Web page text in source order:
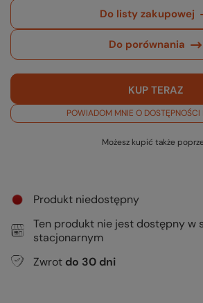
Do listy zakupowej
Do porównania
KUP TERAZ
POWIADOM MNIE O DOSTĘPNOŚCI
Możesz kupić także
Produkt niedostępny
Ten produkt nie jest dostępny w
stacjonarnym
Zwrot do 30 dni